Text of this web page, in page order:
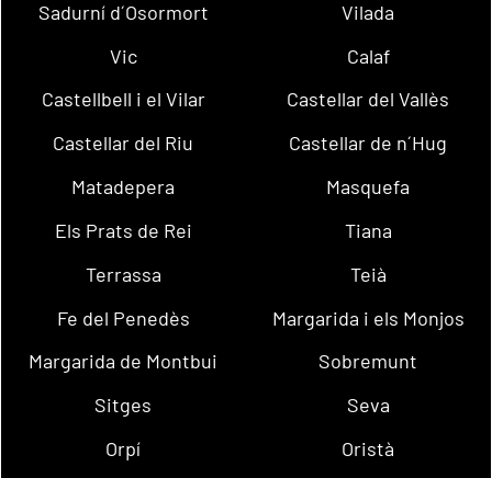
Sadurní d´Osormort
Vilada
Vic
Calaf
Castellbell i el Vilar
Castellar del Vallès
Castellar del Riu
Castellar de n´Hug
Matadepera
Masquefa
Els Prats de Rei
Tiana
Terrassa
Teià
Fe del Penedès
Margarida i els Monjos
Margarida de Montbui
Sobremunt
Sitges
Seva
Orpí
Oristà